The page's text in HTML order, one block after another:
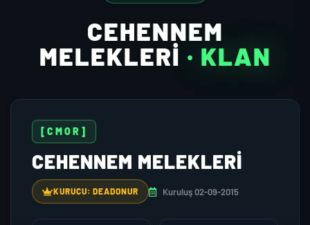
CEHENNEM
MELEKLERI · KLAN
[CMOR]
CEHENNEM MELEKLERI
KURUCU: DEADONUR Kuruluş 02-09-2015